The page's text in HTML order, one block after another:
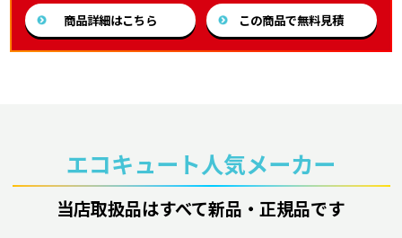
商品詳細はこちら この商品で無料見積
エコキュート人気メーカー
当店取扱品はすべて新品・正規品です